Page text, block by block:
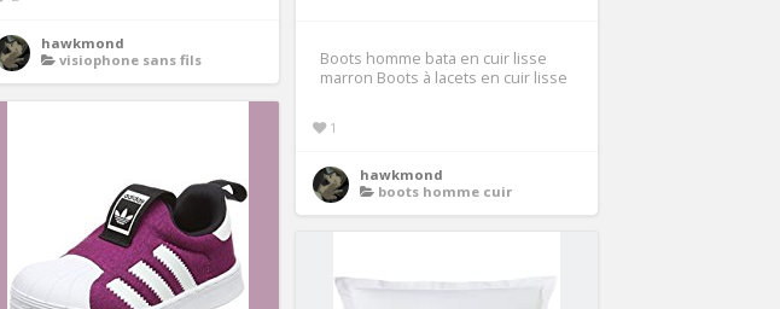
hawkmond
visiophone sans fils
Boots homme bata en cuir lisse
marron Boots à lacets en cuir lisse
1
hawkmond
boots homme cuir